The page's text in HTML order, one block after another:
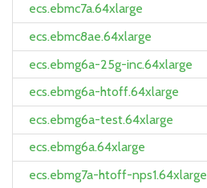
ecs.ebmc7a.64xlarge
ecs.ebmc8ae.64xlarge
ecs.ebmg6a-25g-inc.64xlarge
ecs.ebmg6a-htoff.64xlarge
ecs.ebmg6a-test.64xlarge
ecs.ebmg6a.64xlarge
ecs.ebmg7a-htoff-nps1.64xlarge